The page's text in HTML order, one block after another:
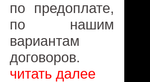
по предоплате,
по нашим
вариантам
договоров.
читать далее